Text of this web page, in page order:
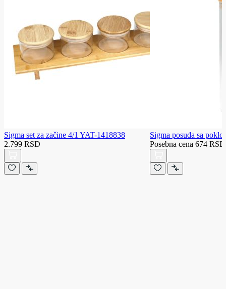
Sigma set za začine 4/1 YAT-1418838
2.799 RSD
Sigma posuda sa
Posebna cena 674 RSD